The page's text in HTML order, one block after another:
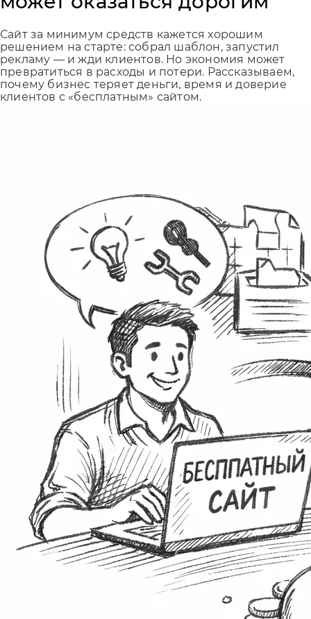
Сайт за минимум средств кажется хорошим
решением на старте: собрал шаблон, запустил
рекламу — и жди клиентов. Но экономия может
превратиться в расходы и потери. Рассказываем,
почему бизнес теряет деньги, время и доверие
клиентов с «бесплатным» сайтом.